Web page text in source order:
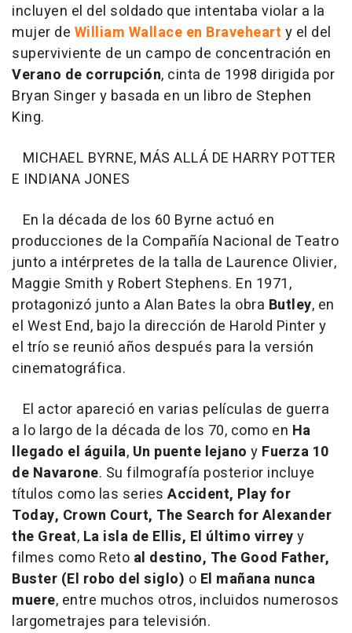
incluyen el del soldado que intentaba violar a la
mujer de William Wallace en Braveheart y el del
superviviente de un campo de concentración en
Verano de corrupción, cinta de 1998 dirigida por
Bryan Singer y basada en un libro de Stephen
King.
MICHAEL BYRNE, MÁS ALLÁ DE HARRY POTTER
E INDIANA JONES
En la década de los 60 Byrne actuó en
producciones de la Compañía Nacional de Teatro
junto a intérpretes de la talla de Laurence Olivier,
Maggie Smith y Robert Stephens. En 1971,
protagonizó junto a Alan Bates la obra Butley, en
el West End, bajo la dirección de Harold Pinter y
el trío se reunió años después para la versión
cinematográfica.
El actor apareció en varias películas de guerra
a lo largo de la década de los 70, como en Ha
llegado el águila, Un puente lejano y Fuerza 10
de Navarone. Su filmografía posterior incluye
títulos como las series Accident, Play for
Today, Crown Court, The Search for Alexander
the Great, La isla de Ellis, El último virreyy
filmes como Reto al destino, The Good Father,
Buster (El robo del siglo) o El mañana nunca
muere, entre muchos otros, incluidos numerosos
largometrajes para televisión.